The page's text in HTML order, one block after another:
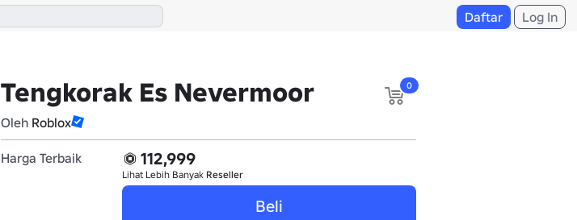
Daftar Log In
Tengkorak Es Nevermoor
Oleh Roblox
0
Harga Terbaik 112,999
Lihat Lebih Banyak Reseller
Beli